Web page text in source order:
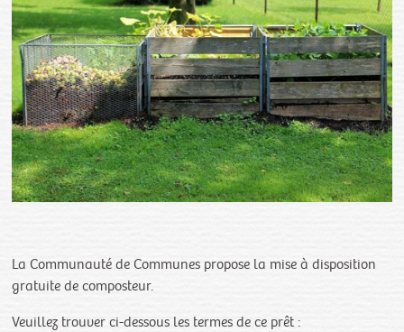
La Communauté de Communes propose la mise à disposition
gratuite de composteur.
Veuillez trouver ci-dessous les termes de ce prêt :